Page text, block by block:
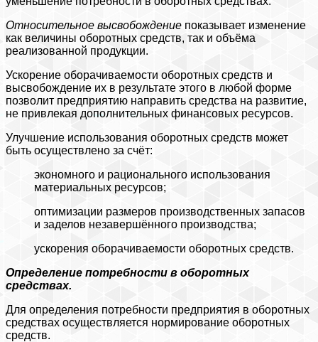
Относительное высвобождение показывает изменение
как величины оборотных средств, так и объёма
реализованной продукции.
Ускорение оборачиваемости оборотных средств и
высвобождение их в результате этого в любой форме
позволит предприятию направить средства на развитие,
не привлекая дополнительных финансовых ресурсов.
Улучшение использования оборотных средств может
быть осуществлено за счёт:
экономного и рационального использования
материальных ресурсов;
оптимизации размеров производственных запасов
и заделов незавершённого производства;
ускорения оборачиваемости оборотных средств.
Определение потребности в оборотных
средствах.
Для определения потребности предприятия в оборотных
средствах осуществляется нормирование оборотных
средств.